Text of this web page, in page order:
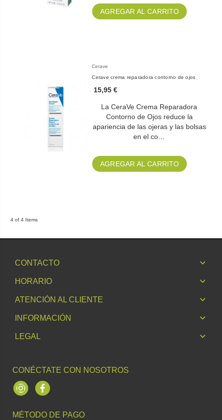
AGREGAR AL CARRITO
Cerave
Cerave crema reparadora contorno de ojos
15,95 €
La CeraVe Crema Reparadora
Contorno de Ojos reduce la
apariencia de las ojeras y las bolsas
en el co…
AGREGAR AL CARRITO
4 of 4 Items
CONTACTO
HORARIO
ATENCIÓN AL CLIENTE
INFORMACIÓN
LEGAL
CONÉCTATE CON NOSOTROS
InstagramFacebook
MÉTODO DE PAGO